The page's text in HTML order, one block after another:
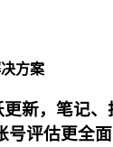
方案
新，笔记
评估更全面